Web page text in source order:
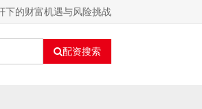
下的财富机遇与风险挑战
配资搜索